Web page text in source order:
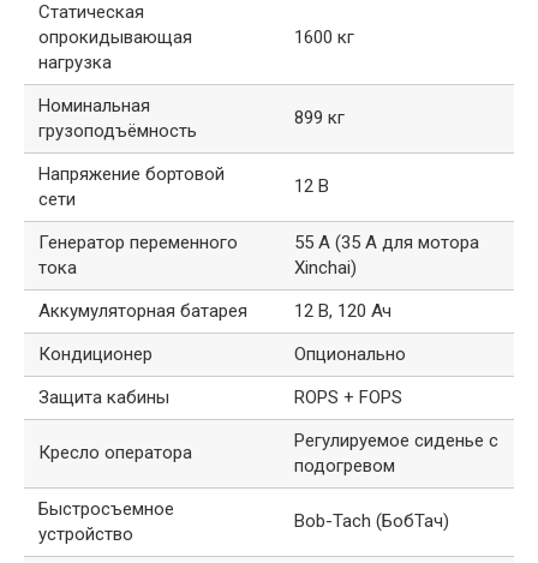
Статическая
опрокидывающая
нагрузка
1600 кг
Номинальная
грузоподъёмность
899 кг
Напряжение бортовой
сети
12 В
Генератор переменного
тока
55 А (35 А для мотора
Xinchai)
Аккумуляторная батарея
12 В, 120 Ач
Кондиционер
Опционально
Защита кабины
ROPS + FOPS
Кресло оператора
Регулируемое сиденье с
подогревом
Быстросъемное
устройство
Bob-Tach (БобТач)